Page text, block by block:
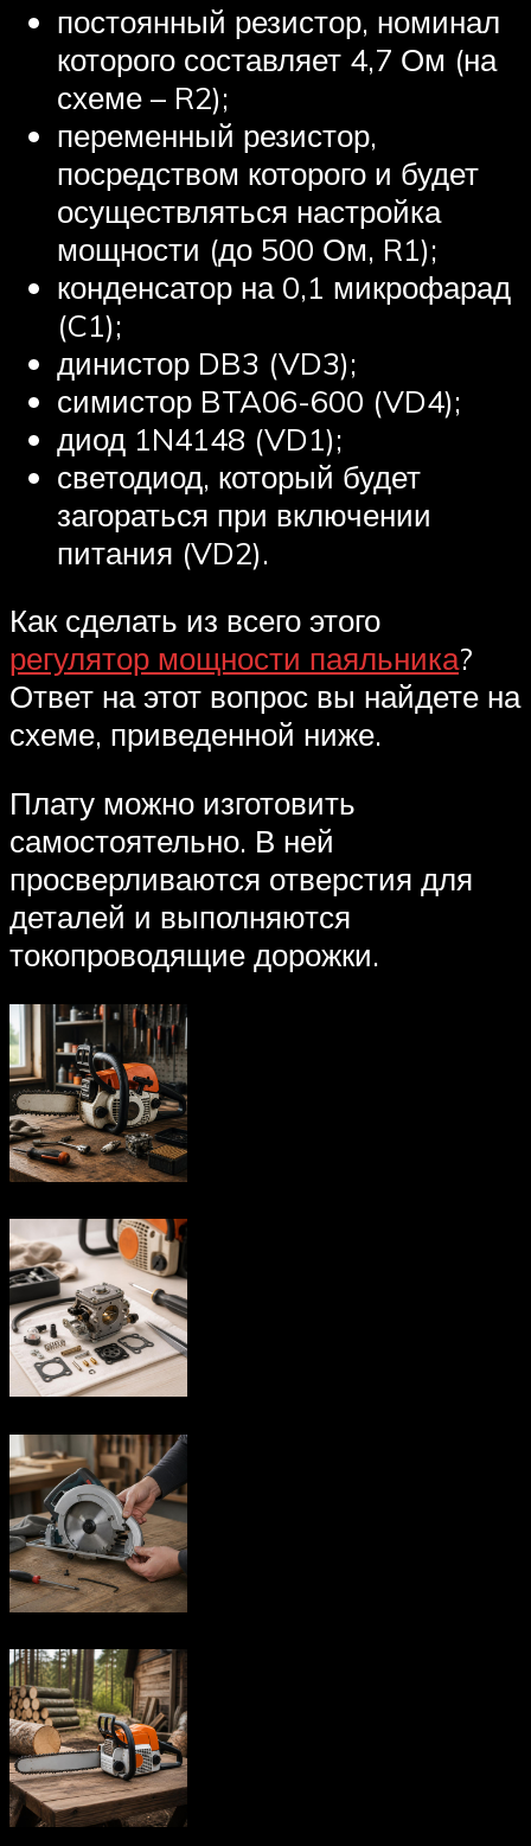
постоянный резистор, номинал
которого составляет 4,7 Ом (на
схеме – R2);
переменный резистор,
посредством которого и будет
осуществляться настройка
мощности (до 500 Ом, R1);
конденсатор на 0,1 микрофарад
(C1);
динистор DB3 (VD3);
симистор BTA06-600 (VD4);
диод 1N4148 (VD1);
светодиод, который будет
загораться при включении
питания (VD2).
Как сделать из всего этого
регулятор мощности паяльника?
Ответ на этот вопрос вы найдете на
схеме, приведенной ниже.
Плату можно изготовить
самостоятельно. В ней
просверливаются отверстия для
деталей и выполняются
токопроводящие дорожки.